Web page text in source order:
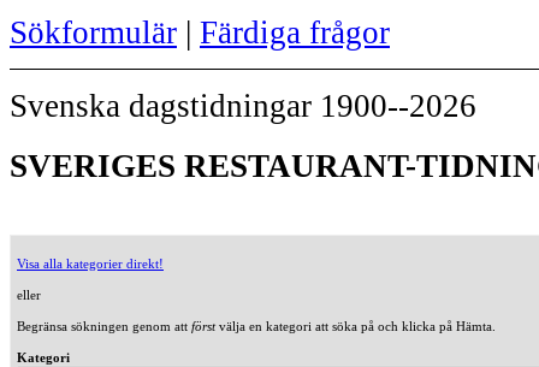
Sökformulär | Färdiga frågor
Svenska dagstidningar 1900--2026
SVERIGES RESTAURANT-
Visa alla kategorier direkt!
eller
Begränsa sökningen genom att förstvälja en kategori att söka på och klicka på Hämta.
Kategori